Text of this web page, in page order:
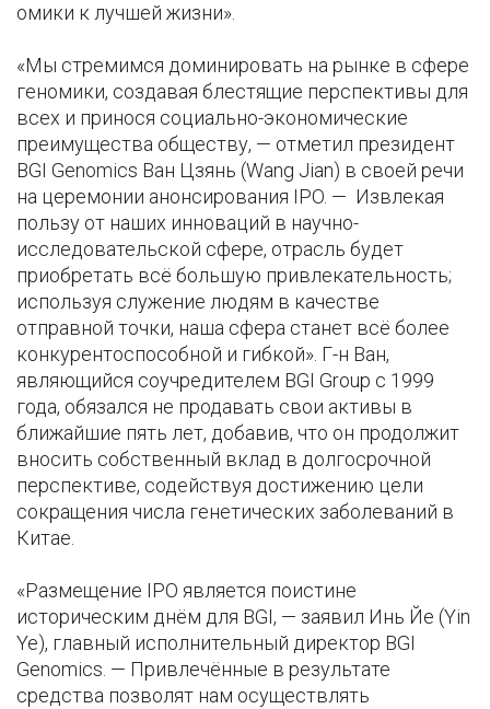
омики к лучшей жизни».
«Мы стремимся доминировать на рынке в сфере
геномики, создавая блестящие перспективы для
всех и принося социально-экономические
преимущества обществу, — отметил президент
BGI Genomics Ван Цзянь (Wang Jian) в своей речи
на церемонии анонсирования IPO. — Извлекая
пользу от наших инноваций в научно-
исследовательской сфере, отрасль будет
приобретать всё большую привлекательность;
используя служение людям в качестве
отправной точки, наша сфера станет всё более
конкурентоспособной и гибкой». Г-н Ван,
являющийся соучредителем BGI Group с 1999
года, обязался не продавать свои активы в
ближайшие пять лет, добавив, что он продолжит
вносить собственный вклад в долгосрочной
перспективе, содействуя достижению цели
сокращения числа генетических заболеваний в
Китае.
«Размещение IPO является поистине
историческим днём для BGI, — заявил Инь Йе (Yin
Ye), главный исполнительный директор BGI
Genomics. — Привлечённые в результате
средства позволят нам осуществлять